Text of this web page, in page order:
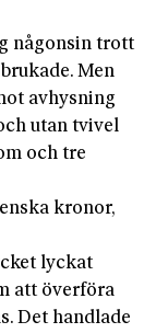
någonsin trott
Men
avhysning
utan tvivel
och tre
kronor,
lyckat
att överföra
Det handlade